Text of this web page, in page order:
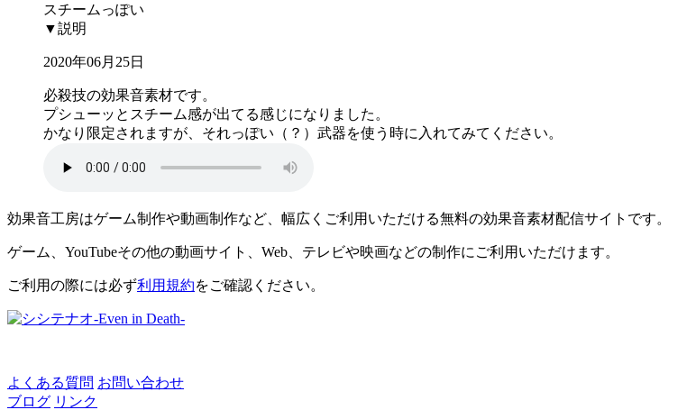
スチームっぽい
▼説明
2020年06月25日
必殺技の効果音素材です。
プシューッとスチーム感が出てる感じになりました。
かなり限定されますが、それっぽい（？）武器を使う時に入れてみてください。
効果音工房はゲーム制作や動画制作など、幅広くご利用いただける無料の効果音素材配信サイトです。
ゲーム、YouTubeその他の動画サイト、Web、テレビや映画などの制作にご利用いただけます。
ご利用の際には必ず利用規約をご確認ください。
よくある質問 お問い合わせ
ブログ リンク